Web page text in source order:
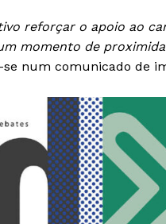
reforçar o apoio ao
momento de
num comunicado de